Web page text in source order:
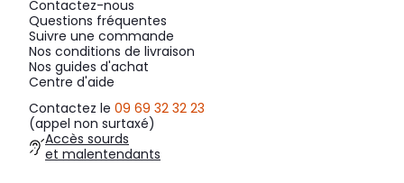
Contactez-nous
Questions fréquentes
Suivre une commande
Nos conditions de livraison
Nos guides d'achat
Centre d'aide
Contactez le 09 69 32 32 23
(appel non surtaxé)
Accès sourds
et malentendants